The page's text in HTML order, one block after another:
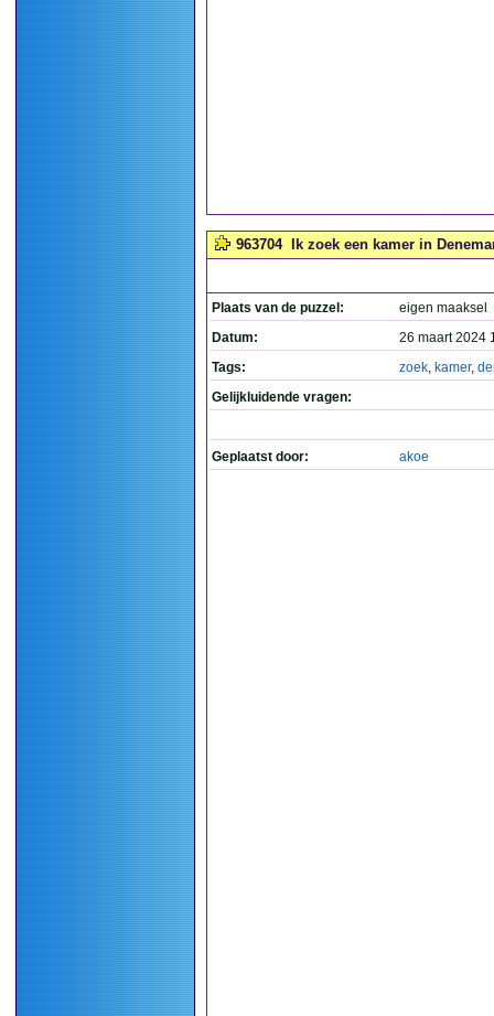
963704 Ik zoek een kamer in
Plaats van de puzzel:
eigen maaksel
Datum:
26 maart 2024
Tags:
zoek, kamer,
Gelijkluidende vragen:
Geplaatst door: akoe